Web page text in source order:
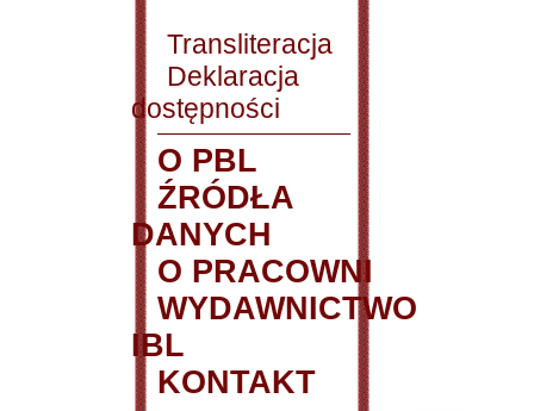
Transliteracja
Deklaracja
dostępności
O PBL
ŹRÓDŁA
DANYCH
O PRACOWNI
WYDAWNICTWO
IBL
KONTAKT